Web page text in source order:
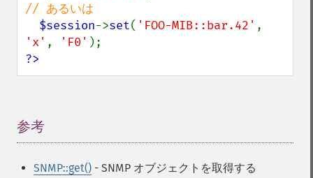
// あるいは
$session->set( 'FOO-MIB::bar.42'
'x' , 'F0'
?>
参考
SNMP::get() - SNMP オブジェクトを取得する